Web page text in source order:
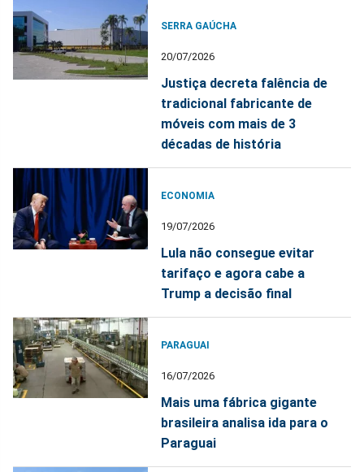
SERRA GAÚCHA
20/07/2026
Justiça decreta falência de
tradicional fabricante de
móveis com mais de 3
décadas de história
ECONOMIA
19/07/2026
Lula não consegue evitar
tarifaço e agora cabe a
Trump a decisão final
PARAGUAI
16/07/2026
Mais uma fábrica gigante
brasileira analisa ida para o
Paraguai